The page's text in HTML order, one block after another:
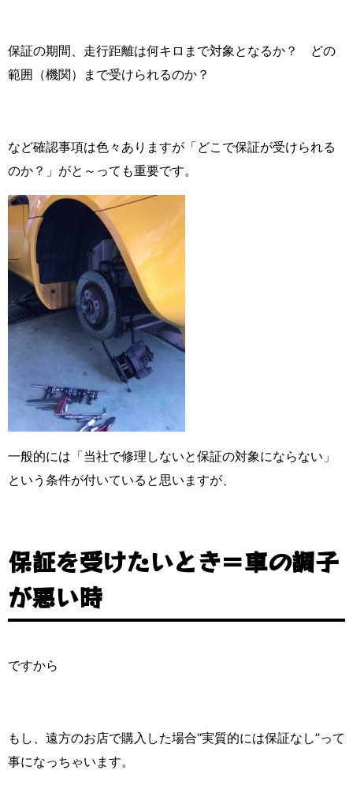
保証の期間、走行距離は何キロまで対象となるか？ どの
範囲（機関）まで受けられるのか？
など確認事項は色々ありますが「どこで保証が受けられる
のか？」がと～っても重要です。
一般的には「当社で修理しないと保証の対象にならない」
という条件が付いていると思いますが、
保証を受けたいとき＝車の調子
が悪い時
ですから
もし、遠方のお店で購入した場合“実質的には保証なし”って
事になっちゃいます。